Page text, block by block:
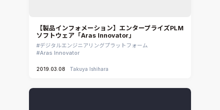
【製品インフォメーション】エンタープライズPLM
ソフトウェア「Aras Innovator」
デジタルエンジニアリングプラットフォーム
Aras Innovator
2019.03.08 Takuya Ishihara